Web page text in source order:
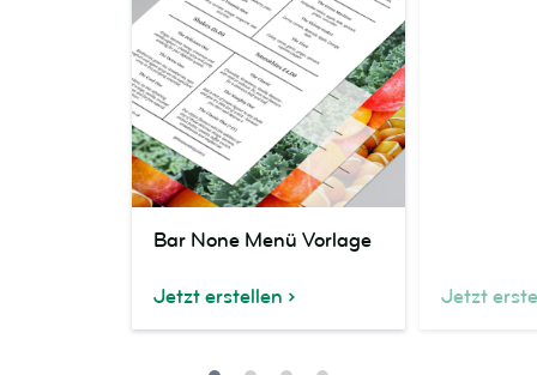
None
Vorlage
Bar None Menü Vorlage
Jetzt erstellen Jetzt